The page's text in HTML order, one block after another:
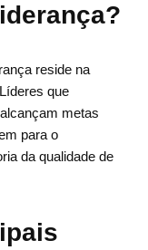
reside na
que
metas
para o
da qualidade de